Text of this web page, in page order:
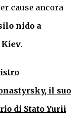
cause ancora
nido a
Kiev.
il suo
di Stato Yurii